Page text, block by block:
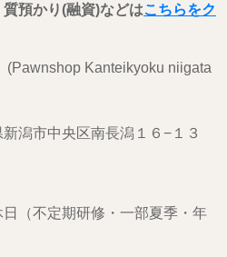
預かり(融資)などはこちらをク
Kanteikyoku niigata
潟市中央区南長潟１６−１３
（不定期研修・一部夏季・年